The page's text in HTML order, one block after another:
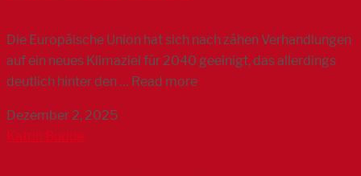
Die Europäische Union hat sich nach zähen Verhandlungen
auf ein neues Klimaziel für 2040 geeinigt, das allerdings
deutlich hinter den … Read more
Dezember 2, 2025
Katrin Budde